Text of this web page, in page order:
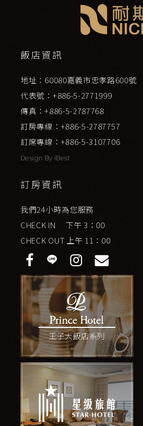
飯店資訊
地址：60080嘉義市忠孝路600號
代表號：+886-5-2771999
傳真：+886-5-2787768
訂房專線：+886-5-2787757
訂席專線：+886-5-3107706
Design By iBest
訂房資訊
我們24小時為您服務
CHECK IN 下午 3：00
CHECK OUT 上午 11：00